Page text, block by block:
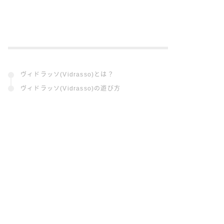
ヴィドラッソ(Vidrasso)とは？
ヴィドラッソ(Vidrasso)の遊び方